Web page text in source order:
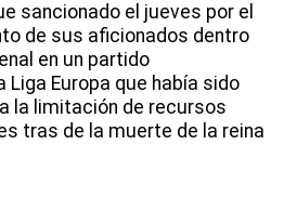
sancionado el jueves por el
de sus aficionados dentro
en un partido
Liga Europa que había sido
la limitación de recursos
tras de la muerte de la reina